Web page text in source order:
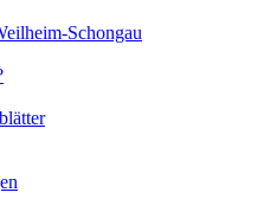
Schongau